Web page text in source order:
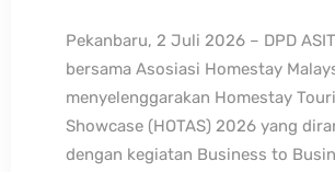
Pekanbaru, 2 Juli 2026 – DPD
bersama Asosiasi Homestay
menyelenggarakan Homestay
Showcase (HOTAS) 2026 yang
dengan kegiatan Business to